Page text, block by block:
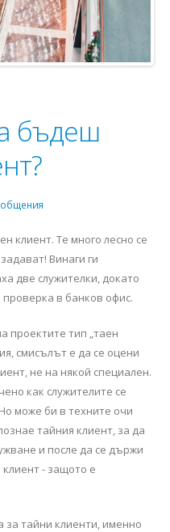
бъдеш
клиент. Те много лесно се
Винаги ги
две служителки, докато
в банков офис.
проектите тип „таен
смисълът е да се оцени
не на някой специален.
как служителите се
може би в техните очи
тайния клиент, за да
и после да се държи
- защото е
за тайни клиенти, именно